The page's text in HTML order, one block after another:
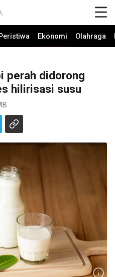
Peristiwa Ekonomi Olahraga
perah didorong
hilirisasi susu